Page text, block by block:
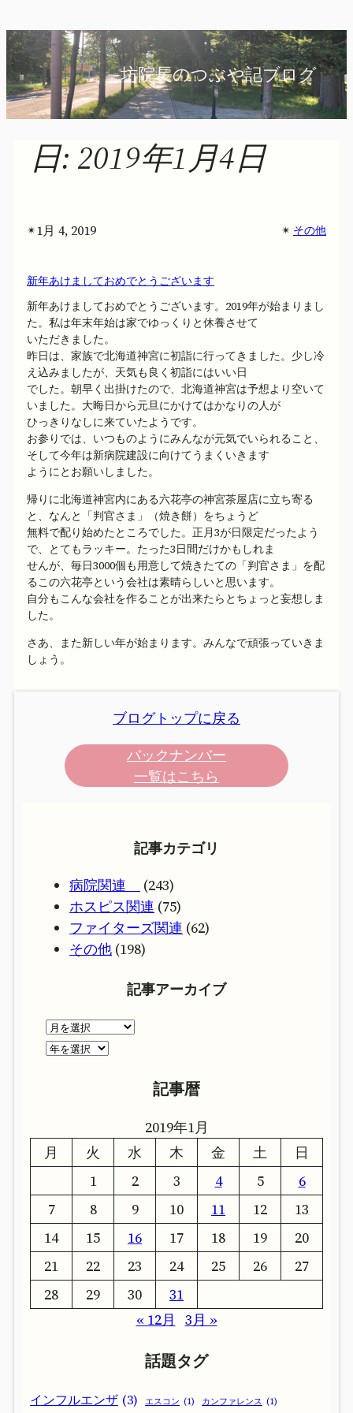
容
を
ス
キ
ッ
坊院長のつぶや記ブログ
日: 2019年1月4日
✴︎1月 4, 2019 ✴︎ その他
新年あけましておめでとうございます
新年あけましておめでとうございます。2019年が始まりまし
た。私は年末年始は家でゆっくりと休養させて
いただきました。
昨日は、家族で北海道神宮に初詣に行ってきました。少し冷
え込みましたが、天気も良く初詣にはいい日
でした。朝早く出掛けたので、北海道神宮は予想より空いて
いました。大晦日から元旦にかけてはかなりの人が
ひっきりなしに来ていたようです。
お参りでは、いつものようにみんなが元気でいられること、
そして今年は新病院建設に向けてうまくいきます
ようにとお願いしました。
帰りに北海道神宮内にある六花亭の神宮茶屋店に立ち寄る
と、なんと「判官さま」（焼き餅）をちょうど
無料で配り始めたところでした。正月3が日限定だったよう
で、とてもラッキー。たった3日間だけかもしれま
せんが、毎日3000個も用意して焼きたての「判官さま」を配
るこの六花亭という会社は素晴らしいと思います。
自分もこんな会社を作ることが出来たらとちょっと妄想しま
した。
さあ、また新しい年が始まります。みんなで頑張っていきま
しょう。
ブログトップに戻る
バックナンバー
一覧はこちら
記事カテゴリ
病院関連
(243)
ホスピス関連 (75)
ファイターズ関連 (62)
その他 (198)
記事アーカイブ
ア
ー
ア
記事暦
2019年1月
月
火 水 木 金 土
日
1
2 3 4 5
6
7
8 9 10 11 12
13
14
15 16 17 18 19
20
21
22 23 24 25 26
27
28
29 30
31
« 12月
3月 »
話題タグ
インフルエンザ (3) エスコン (1) カンファレンス (1)